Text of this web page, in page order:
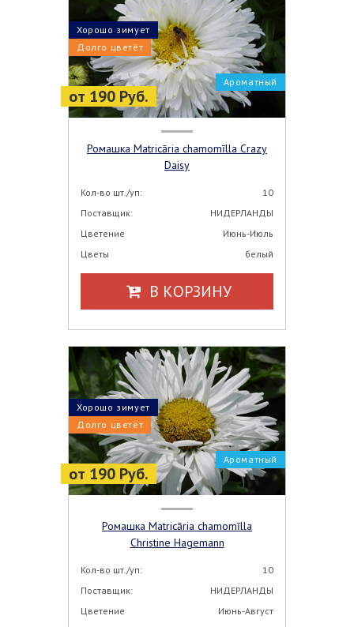
от 190 Руб.
Ароматный
Долго цветёт
Хорошо зимует
Ромашка Matricāria chamomīlla Crazy
Daisy
Кол-во шт./уп:
10
Поставщик:
НИДЕРЛАНДЫ
Цветение
Июнь-Июль
Цветы
белый
В КОРЗИНУ
от 190 Руб.
Ароматный
Долго цветёт
Хорошо зимует
Ромашка Matricāria chamomīlla
Christine Hagemann
Кол-во шт./уп:
10
Поставщик:
НИДЕРЛАНДЫ
Цветение
Июнь-Август